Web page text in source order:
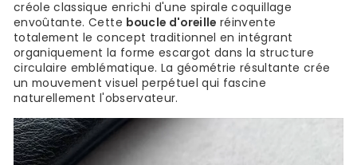
créole classique enrichi d'une spirale coquillage
envoûtante. Cette boucle d'oreille réinvente
totalement le concept traditionnel en intégrant
organiquement la forme escargot dans la structure
circulaire emblématique. La géométrie résultante crée
un mouvement visuel perpétuel qui fascine
naturellement l'observateur.